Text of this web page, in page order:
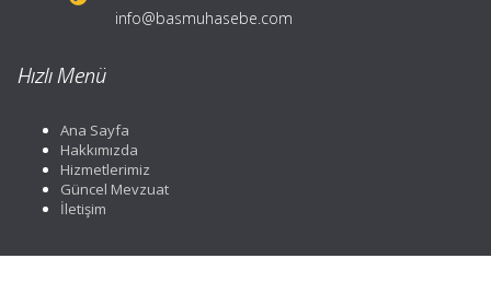
info@basmuhasebe.com
Hızlı Menü
Ana Sayfa
Hakkımızda
Hizmetlerimiz
Güncel Mevzuat
İletişim